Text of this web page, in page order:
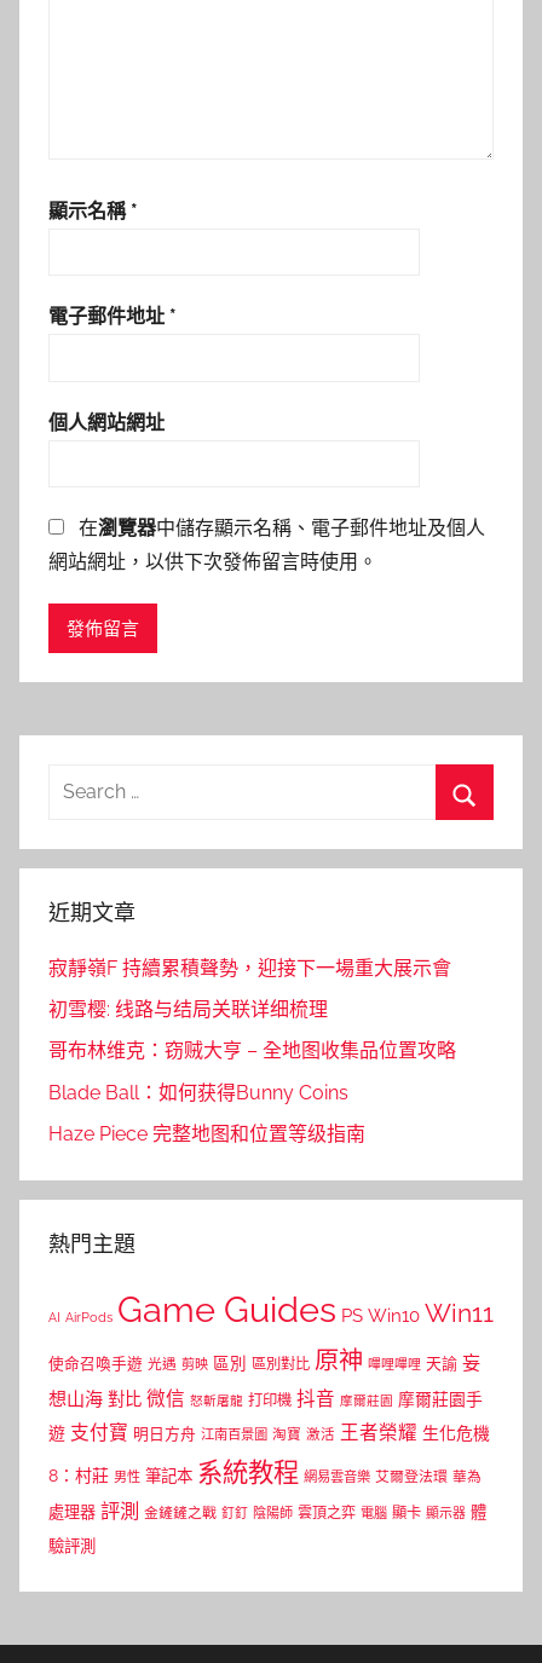
顯示名稱 *
電子郵件地址 *
個人網站網址
在瀏覽器中儲存顯示名稱、電子郵件地址及個人
網站網址，以供下次發佈留言時使用。
Search
近期文章
寂靜嶺F 持續累積聲勢，迎接下一場重大展示會
初雪樱: 线路与结局关联详细梳理
哥布林维克：窃贼大亨 – 全地图收集品位置攻略
Blade Ball：如何获得Bunny Coins
Haze Piece 完整地图和位置等级指南
熱門主題
AI AirPods Game Guides PS Win10 Win11
使命召喚手遊 光遇 剪映 區別 區別對比 原神 嗶哩嗶哩 天諭 妄
想山海 對比 微信 怒斬屠龍 打印機 抖音 摩爾莊園 摩爾莊園手
遊 支付寶 明日方舟 江南百景圖 淘寶 激活 王者榮耀 生化危機
8：村莊 男性 筆記本 系統教程 網易雲音樂 艾爾登法環 華為
處理器 評測 金鏟鏟之戰 釘釘 陰陽師 雲頂之弈 電腦 顯卡 顯示器 體
驗評測